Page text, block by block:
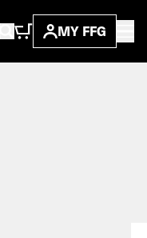
MY FFG